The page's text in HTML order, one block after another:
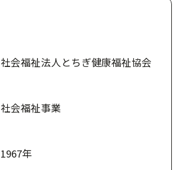
社会福祉法人とちぎ健康福祉協会
社会福祉事業
1967年